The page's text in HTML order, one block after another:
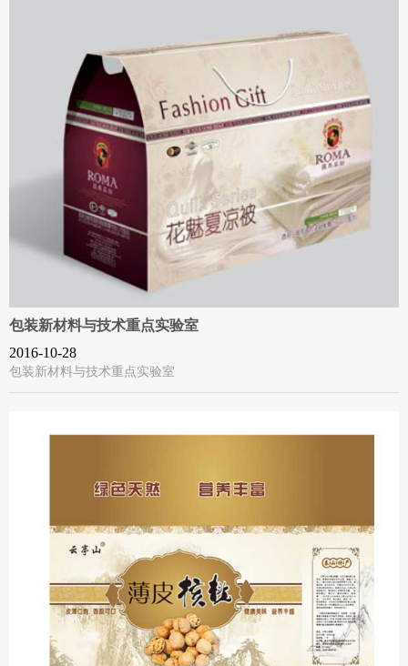
包装新材料与技术重点实验室
2016-10-28
包装新材料与技术重点实验室